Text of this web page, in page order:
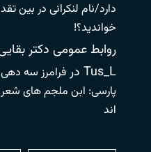
دارد/نام لنکرانی در بین
خواندید؟!
روابط عمومی دکتر
Tus_L در فرامرز سه
پارسی: ابن ملجم های
اند